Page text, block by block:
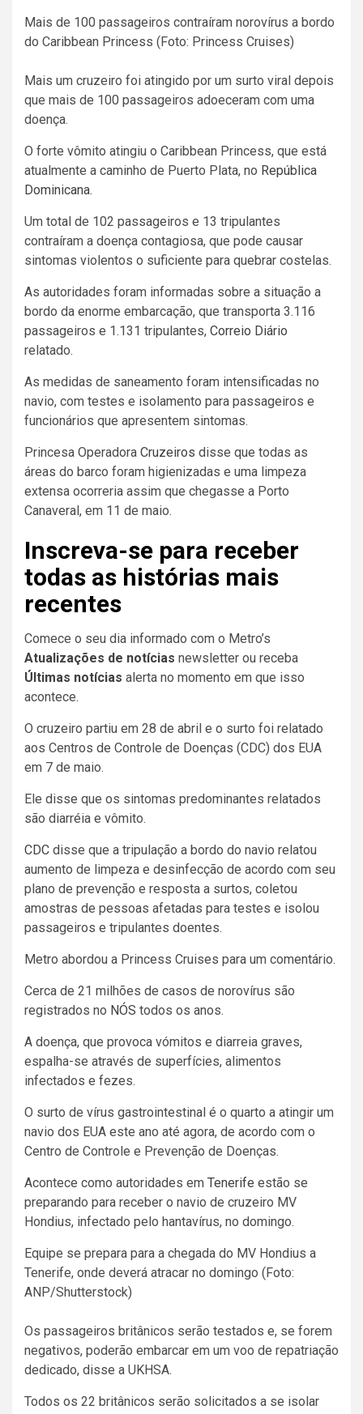
Mais de 100 passageiros contraíram norovírus a bordo
do Caribbean Princess (Foto: Princess Cruises)
Mais um cruzeiro foi atingido por um surto viral depois
que mais de 100 passageiros adoeceram com uma
doença.
O forte vômito atingiu o Caribbean Princess, que está
atualmente a caminho de Puerto Plata, no República
Dominicana.
Um total de 102 passageiros e 13 tripulantes
contraíram a doença contagiosa, que pode causar
sintomas violentos o suficiente para quebrar costelas.
As autoridades foram informadas sobre a situação a
bordo da enorme embarcação, que transporta 3.116
passageiros e 1.131 tripulantes, Correio Diário
relatado.
As medidas de saneamento foram intensificadas no
navio, com testes e isolamento para passageiros e
funcionários que apresentem sintomas.
Princesa Operadora Cruzeiros disse que todas as
áreas do barco foram higienizadas e uma limpeza
extensa ocorreria assim que chegasse a Porto
Canaveral, em 11 de maio.
Inscreva-se para receber
todas as histórias mais
recentes
Comece o seu dia informado com o Metro’s
Atualizações de notícias newsletter ou receba
Últimas notícias alerta no momento em que isso
acontece.
O cruzeiro partiu em 28 de abril e o surto foi relatado
aos Centros de Controle de Doenças (CDC) dos EUA
em 7 de maio.
Ele disse que os sintomas predominantes relatados
são diarréia e vômito.
CDC disse que a tripulação a bordo do navio relatou
aumento de limpeza e desinfecção de acordo com seu
plano de prevenção e resposta a surtos, coletou
amostras de pessoas afetadas para testes e isolou
passageiros e tripulantes doentes.
Metro abordou a Princess Cruises para um comentário.
Cerca de 21 milhões de casos de norovírus são
registrados no NÓS todos os anos.
A doença, que provoca vómitos e diarreia graves,
espalha-se através de superfícies, alimentos
infectados e fezes.
O surto de vírus gastrointestinal é o quarto a atingir um
navio dos EUA este ano até agora, de acordo com o
Centro de Controle e Prevenção de Doenças.
Acontece como autoridades em Tenerife estão se
preparando para receber o navio de cruzeiro MV
Hondius, infectado pelo hantavírus, no domingo.
Equipe se prepara para a chegada do MV Hondius a
Tenerife, onde deverá atracar no domingo (Foto:
ANP/Shutterstock)
Os passageiros britânicos serão testados e, se forem
negativos, poderão embarcar em um voo de repatriação
dedicado, disse a UKHSA.
Todos os 22 britânicos serão solicitados a se isolar